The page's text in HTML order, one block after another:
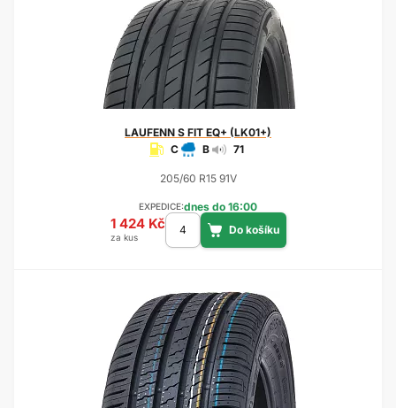
LAUFENN S FIT EQ+ (LK01+)
C
B 71
205/60 R15 91V
EXPEDICE:dnes do 16:00
1 424 Kč
za kus